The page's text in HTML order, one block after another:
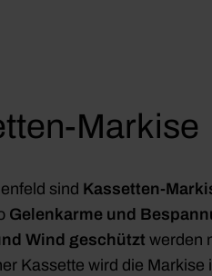
Markise
sind Kassetten-
Gelenkarme und
Wind geschützt werden
Kassette wird die Markise